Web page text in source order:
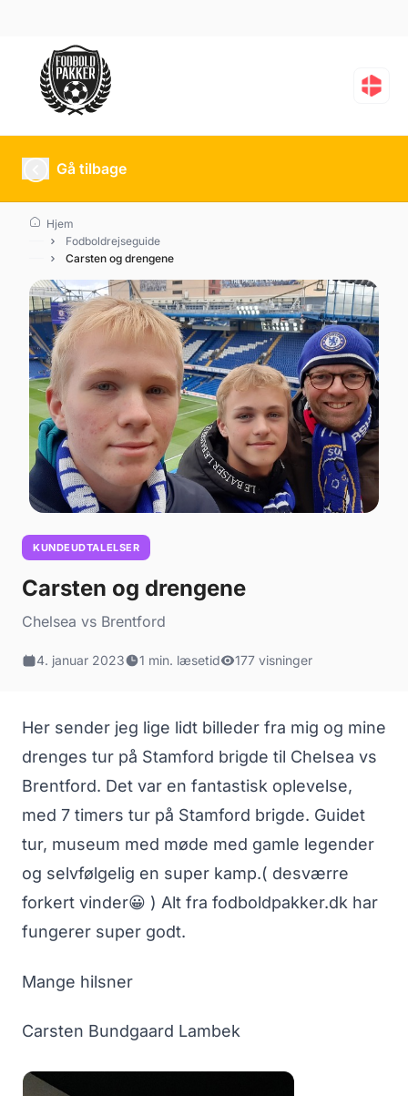
Gå tilbage
Hjem
Fodboldrejseguide
Carsten og drengene
KUNDEUDTALELSER
Carsten og drengene
Chelsea vs Brentford
4. januar 2023 1 min. læsetid 177 visninger
Her sender jeg lige lidt billeder fra mig og mine
drenges tur på Stamford brigde til Chelsea vs
Brentford. Det var en fantastisk oplevelse,
med 7 timers tur på Stamford brigde. Guidet
tur, museum med møde med gamle legender
og selvfølgelig en super kamp.( desværre
forkert vinder😀 ) Alt fra fodboldpakker.dk har
fungerer super godt.
Mange hilsner
Carsten Bundgaard Lambek